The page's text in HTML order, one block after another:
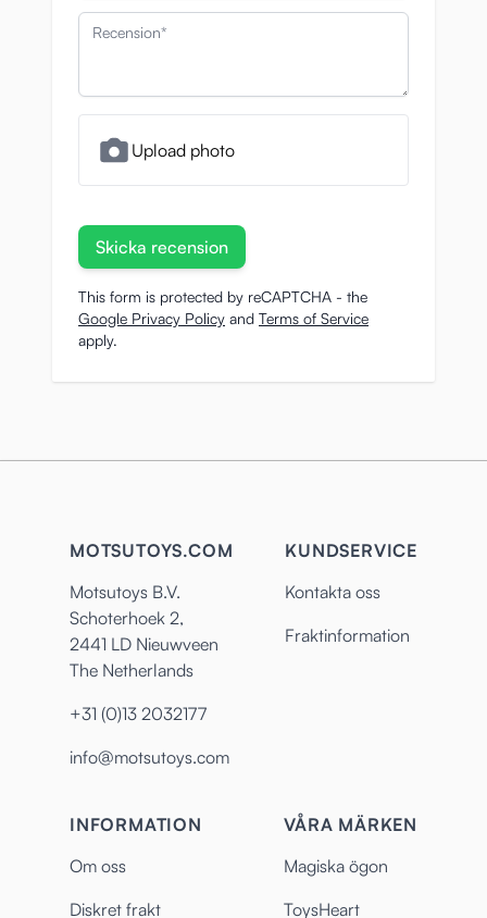
Recension
Upload photo
Skicka recension
This form is protected by reCAPTCHA - the
Google Privacy Policy and Terms of Service
apply.
MOTSUTOYS.COM
Motsutoys B.V.
Schoterhoek 2,
2441 LD Nieuwveen
The Netherlands
+31 (0)13 2032177
info@motsutoys.com
KUNDSERVICE
Kontakta oss
Fraktinformation
INFORMATION
Om oss
Diskret frakt
VÅRA MÄRKEN
Magiska ögon
ToysHeart